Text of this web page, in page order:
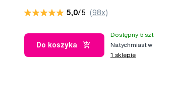
5,0/5 (98x)
Do koszyka
Dostępny 5 szt
Natychmiast w
1 sklepie